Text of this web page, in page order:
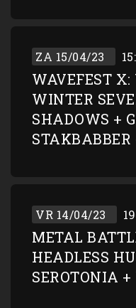
ZA 15/04/23
WAVEFEST
WINTER
SHADOWS +
VR 14/04/23
METAL
HEADLESS
SEROTONIA